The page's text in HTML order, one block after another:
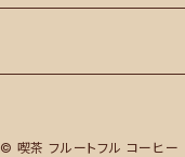
© 喫茶 フルートフル コーヒー